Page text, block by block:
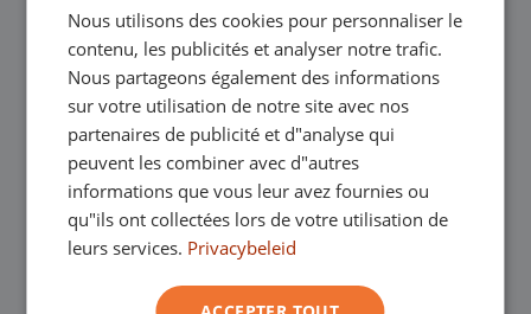
Crédit-bail – Acceptation en douceur
Livraison à domicile gratuite avec achat
en ligne
Nos showrooms
Vous êtes les bienvenus dans l'un de nos
GERMAN
Nous utilisons des cookies pour personnaliser le
contenu, les publicités et analyser notre trafic.
Nous partageons également des informations
sur votre utilisation de notre site avec nos
partenaires de publicité et d"analyse qui
peuvent les combiner avec d"autres
informations que vous leur avez fournies ou
qu"ils ont collectées lors de votre utilisation de
leurs services. Privacybeleid